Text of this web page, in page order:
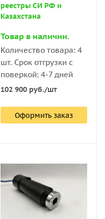
реестры СИ РФ и
Казахстана
Товар в наличии.
Количество товара: 4
шт. Срок отгрузки с
поверкой: 4-7 дней
102 900руб./шт
Оформить заказ